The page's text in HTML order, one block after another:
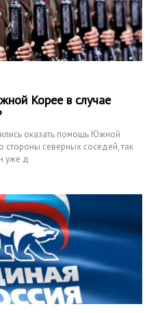
Корее в случае
оказать помощь Южной
стороны северных соседей, так
уже д